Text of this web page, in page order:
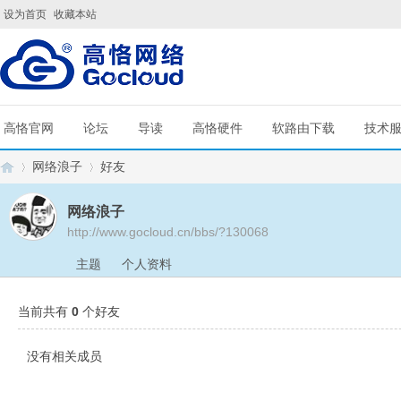
设为首页 收藏本站
高恪官网 论坛 导读 高恪硬件 软路由下载 技术
网络浪子
›
好友
网络浪子
http://www.gocloud.cn/bbs/?130068
主题 个人资料
当前共有 0 个好友
没有相关成员